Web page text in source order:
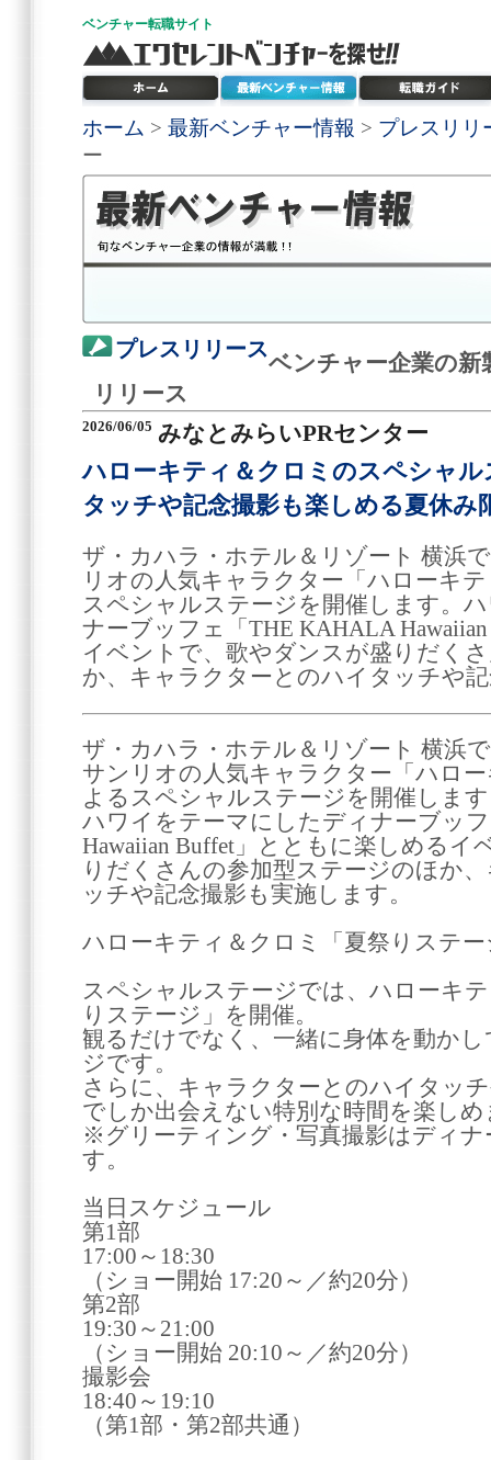
ベンチャー転職サイト
ホーム > 最新ベンチャー情報 > プレスリリ
ー
プレスリリース
ベンチャー企業の新
リリース
2026/06/05 みなとみらいPRセンター
ハローキティ＆クロミのスペシャル
タッチや記念撮影も楽しめる夏休み
ザ・カハラ・ホテル＆リゾート 横浜
リオの人気キャラクター「ハローキ
スペシャルステージを開催します。
ナーブッフェ「THE KAHALA
イベントで、歌やダンスが盛りだく
か、キャラクターとのハイタッチや
ザ・カハラ・ホテル＆リゾート 横浜
サンリオの人気キャラクター「ハロ
よるスペシャルステージを開催しま
ハワイをテーマにしたディナーブッ
Hawaiian Buffet」とともに楽しめるイ
りだくさんの参加型ステージのほか
ッチや記念撮影も実施します。
ハローキティ＆クロミ「夏祭りステー
スペシャルステージでは、ハローキ
りステージ」を開催。
観るだけでなく、一緒に身体を動か
ジです。
さらに、キャラクターとのハイタッ
でしか出会えない特別な時間を楽しめ
※グリーティング・写真撮影はディナ
す。
当日スケジュール
第1部
17:00～18:30
（ショー開始 17:20～／約20分）
第2部
19:30～21:00
（ショー開始 20:10～／約20分）
撮影会
18:40～19:10
（第1部・第2部共通）